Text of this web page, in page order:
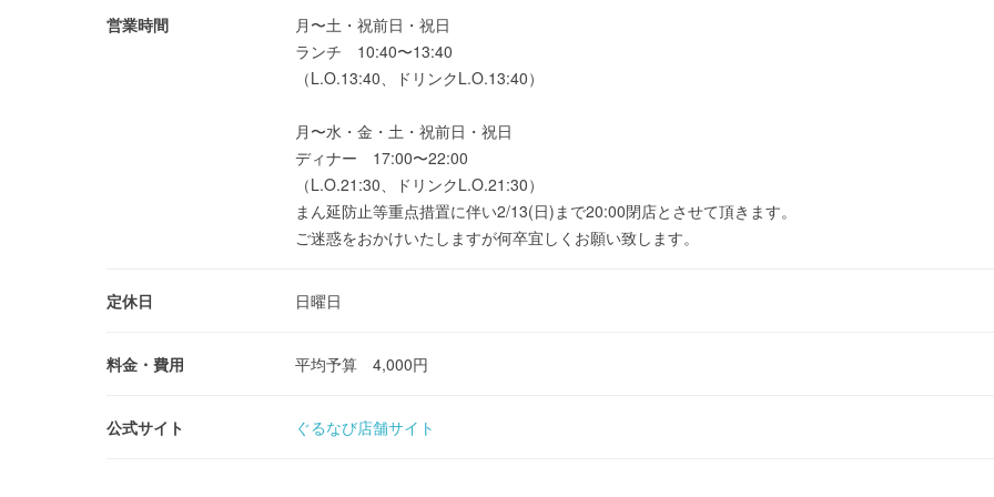
営業時間
月〜土・祝前日・祝日
ランチ 10:40〜13:40
（L.O.13:40、ドリンクL.O.13:40）
月〜水・金・土・祝前日・祝日
ディナー 17:00〜22:00
（L.O.21:30、ドリンクL.O.21:30）
まん延防止等重点措置に伴い2/13(日)まで20:00閉店とさせて頂きます。
ご迷惑をおかけいたしますが何卒宜しくお願い致します。
定休日 日曜日
料金・費用 平均予算 4,000円
公式サイト ぐるなび店舗サイト